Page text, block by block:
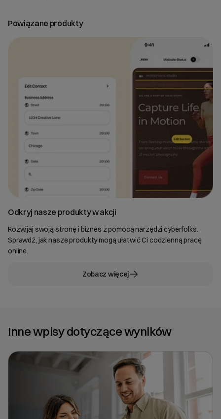
Powiązane produkty
Odkryj nasze produkty w akcji
Rozwijaj swoją stronę i biznes z pomocą narzędzi cyberfolks.
Sprawdź, jak nasze produkty mogą ułatwić Ci codzienną pracę
online.
Zobacz więcej
Inne wpisy dotyczące wyników